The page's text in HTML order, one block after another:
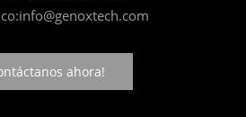
info@genoxtech.com
ahora!